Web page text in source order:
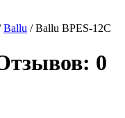
Ballu / Ballu BPES-12C